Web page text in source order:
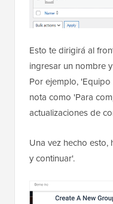
Esto te dirigirá al
ingresar un nombre
Por ejemplo,
nota como 'Para
actualizaciones de
Una vez hecho
y continuar'.